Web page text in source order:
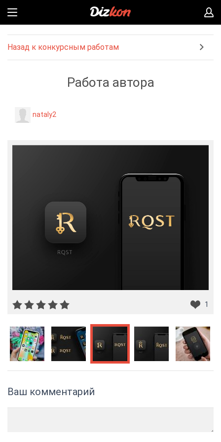
Назад к конкурсным работам
Работа автора
nataly2
1
Ваш комментарий